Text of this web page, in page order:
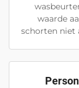
waarde
schorten niet